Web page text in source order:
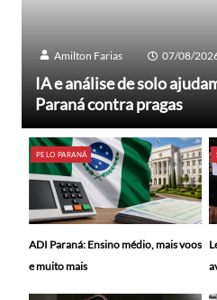
Amilton Farias 07/08/
IA e análise de solo
Paraná contra pragas
PELO PARANÁ
ADI Paraná: Ensino médio, mais voos
e muito mais